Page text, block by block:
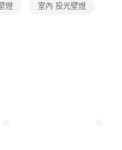
結帳頁面顯示為準，若有關於
support/home
AFTEE先享後付」服務完成之交
燈 室內 投光壁燈